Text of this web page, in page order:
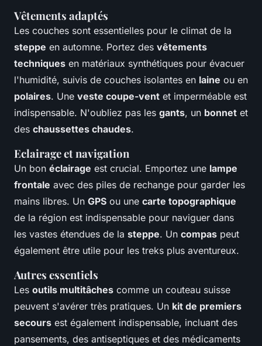
Vêtements adaptés
Les couches sont essentielles pour le climat de la
steppe en automne. Portez des vêtements
techniques en matériaux synthétiques pour évacuer
l'humidité, suivis de couches isolantes en laine ou en
polaires. Une veste coupe-vent et imperméable est
indispensable. N'oubliez pas les gants, un bonnet et
des chaussettes chaudes.
Eclairage et navigation
Un bon éclairage est crucial. Emportez une lampe
frontale avec des piles de rechange pour garder les
mains libres. Un GPS ou une carte topographique
de la région est indispensable pour naviguer dans
les vastes étendues de la steppe. Un compas peut
également être utile pour les treks plus aventureux.
Autres essentiels
Les outils multitâches comme un couteau suisse
peuvent s'avérer très pratiques. Un kit de premiers
secours est également indispensable, incluant des
pansements, des antiseptiques et des médicaments